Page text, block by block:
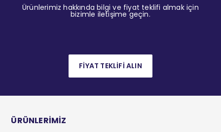
Ürünlerimiz hakkında bilgi ve fiyat teklifi almak için
bizimle iletişime geçin.
FİYAT TEKLİFİ ALIN
ÜRÜNLERİMİZ